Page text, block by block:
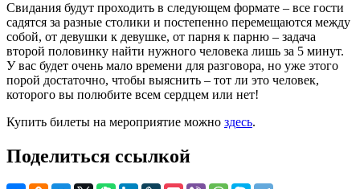
Свидания будут проходить в следующем формате – все гости
садятся за разные столики и постепенно перемещаются между
собой, от девушки к девушке, от парня к парню – задача
второй половинку найти нужного человека лишь за 5 минут.
У вас будет очень мало времени для разговора, но уже этого
порой достаточно, чтобы выяснить – тот ли это человек,
которого вы полюбите всем сердцем или нет!
Купить билеты на мероприятие можно здесь.
Поделиться ссылкой